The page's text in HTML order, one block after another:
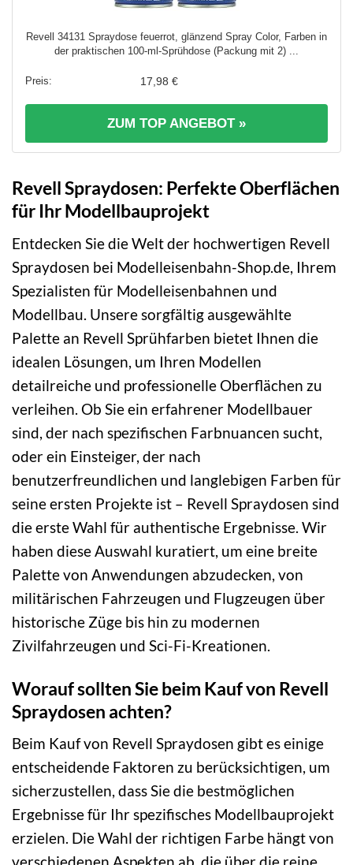
Revell 34131 Spraydose feuerrot, glänzend Spray Color, Farben in
der praktischen 100-ml-Sprühdose (Packung mit 2) ...
17,98 €
ZUM TOP ANGEBOT »
Revell Spraydosen: Perfekte Oberflächen
für Ihr Modellbauprojekt
Entdecken Sie die Welt der hochwertigen Revell
Spraydosen bei Modelleisenbahn-Shop.de, Ihrem
Spezialisten für Modelleisenbahnen und
Modellbau. Unsere sorgfältig ausgewählte
Palette an Revell Sprühfarben bietet Ihnen die
idealen Lösungen, um Ihren Modellen
detailreiche und professionelle Oberflächen zu
verleihen. Ob Sie ein erfahrener Modellbauer
sind, der nach spezifischen Farbnuancen sucht,
oder ein Einsteiger, der nach
benutzerfreundlichen und langlebigen Farben für
seine ersten Projekte ist – Revell Spraydosen sind
die erste Wahl für authentische Ergebnisse. Wir
haben diese Auswahl kuratiert, um eine breite
Palette von Anwendungen abzudecken, von
militärischen Fahrzeugen und Flugzeugen über
historische Züge bis hin zu modernen
Zivilfahrzeugen und Sci-Fi-Kreationen.
Worauf sollten Sie beim Kauf von Revell
Spraydosen achten?
Beim Kauf von Revell Spraydosen gibt es einige
entscheidende Faktoren zu berücksichtigen, um
sicherzustellen, dass Sie die bestmöglichen
Ergebnisse für Ihr spezifisches Modellbauprojekt
erzielen. Die Wahl der richtigen Farbe hängt von